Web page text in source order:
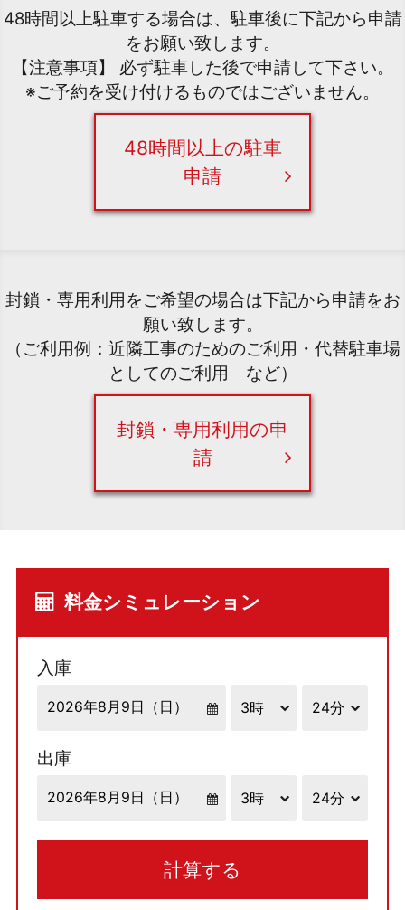
48時間以上駐車する場合は、駐車後に下記から申請
をお願い致します。
【注意事項】 必ず駐車した後で申請して下さい。
※ご予約を受け付けるものではございません。
48時間以上の駐車
申請
封鎖・専用利用をご希望の場合は下記から申請をお
願い致します。
（ご利用例：近隣工事のためのご利用・代替駐車場
としてのご利用 など）
封鎖・専用利用の申
請
料金シミュレーション
入庫
出庫
計算する